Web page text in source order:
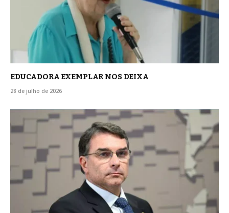
EDUCADORA EXEMPLAR NOS DEIXA
28 de julho de 2026